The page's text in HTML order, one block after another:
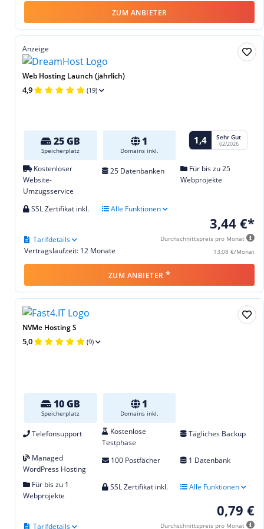
ZUM ANBIETER
Anzeige
Web Hosting Launch (jährlich)
4,9 (19)
25 GB
Speicherplatz
1
Domains inkl.
1,4 Sehr Gut
02/2026
Kostenloser
Website-
Umzugsservice
25 Datenbanken
Für bis zu 25
Webprojekte
SSL Zertifikat inkl. Alle Funktionen
3,44 €*
Durchschnittspreis pro Monat
13,08 €/Monat
Vertragslaufzeit: 12 Monate
Tarifdetails
ZUM ANBIETER *
NVMe Hosting S
5,0 (9)
10 GB
Speicherplatz
1
Domains inkl.
Telefonsupport
Kostenlose
Testphase
Tägliches Backup
Managed
WordPress Hosting
100 Postfächer 1 Datenbank
Für bis zu 1
Webprojekte
SSL Zertifikat inkl. Alle Funktionen
0,79 €
Durchschnittspreis pro Monat
Tarifdetails